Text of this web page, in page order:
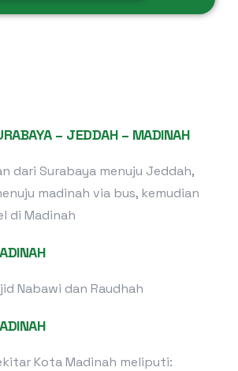
– JEDDAH – MADINAH
dari Surabaya menuju Jeddah,
madinah via bus, kemudian
di Madinah
Nabawi dan Raudhah
Kota Madinah meliputi: